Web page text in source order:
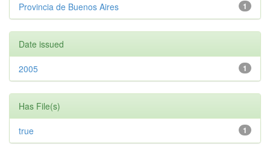
1
Provincia de Buenos Aires
Date issued
1
2005
Has File(s)
1
true